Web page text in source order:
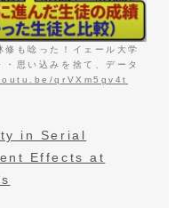
修も唸った！イェール大学
思い込みを捨て、データ
qrVXm5gv4t
in Serial
Effects at